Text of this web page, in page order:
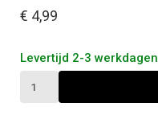
€ 4,99
Levertijd 2-3 werkdagen